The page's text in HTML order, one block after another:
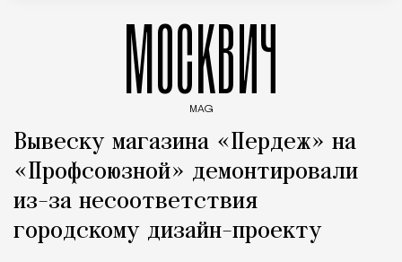
МОСКВИЧ
MAG
Вывеску магазина «Пердеж» на
«Профсоюзной» демонтировали
из-за несоответствия
городскому дизайн-проекту